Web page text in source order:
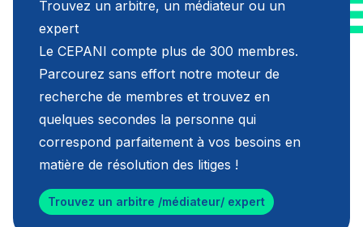
Trouvez un arbitre, un médiateur ou un
expert
Le CEPANI compte plus de 300 membres.
Parcourez sans effort notre moteur de
recherche de membres et trouvez en
quelques secondes la personne qui
correspond parfaitement à vos besoins en
matière de résolution des litiges !
Trouvez un arbitre /médiateur/ expert